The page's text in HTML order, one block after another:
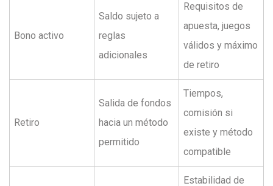
Bono activo
Saldo sujeto a
reglas
adicionales
Requisitos de
apuesta, juegos
válidos y máximo
de retiro
Retiro
Salida de fondos
hacia un método
permitido
Tiempos,
comisión si
existe y método
compatible
Estabilidad de